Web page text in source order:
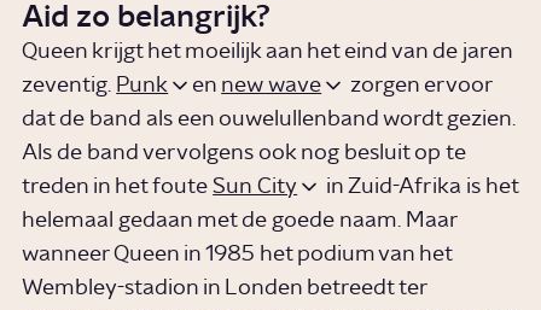
Aid zo belangrijk?
Queen krijgt het moeilijk aan het eind van de jaren
zeventig. Punk en new wave
zorgen ervoor
dat de band als een ouwelullenband wordt gezien.
Als de band vervolgens ook nog besluit op te
treden in het fouteSun City
in Zuid-Afrika is het
helemaal gedaan met de goede naam. Maar
wanneer Queen in 1985 het podium van het
Wembley-stadion in Londen betreedt ter